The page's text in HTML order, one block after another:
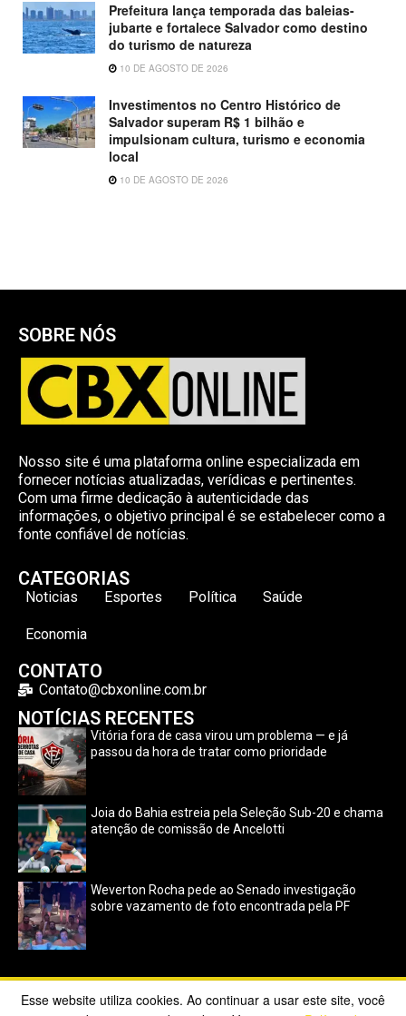
Prefeitura lança temporada das baleias-
jubarte e fortalece Salvador como destino
do turismo de natureza
10 DE AGOSTO DE 2026
Investimentos no Centro Histórico de
Salvador superam R$ 1 bilhão e
impulsionam cultura, turismo e economia
local
10 DE AGOSTO DE 2026
SOBRE NÓS
Nosso site é uma plataforma online especializada em
fornecer notícias atualizadas, verídicas e pertinentes.
Com uma firme dedicação à autenticidade das
informações, o objetivo principal é se estabelecer como a
fonte confiável de notícias.
CATEGORIAS
Noticias Esportes Política Saúde
Economia
CONTATO
Contato@cbxonline.com.br
NOTÍCIAS RECENTES
Vitória fora de casa virou um problema — e já
passou da hora de tratar como prioridade
Joia do Bahia estreia pela Seleção Sub-20 e chama
atenção de comissão de Ancelotti
Weverton Rocha pede ao Senado investigação
sobre vazamento de foto encontrada pela PF
Copyright ©2023 CBX Online. Todos os direitos reservados |
Esse website utiliza cookies. Ao continuar a usar este site, você